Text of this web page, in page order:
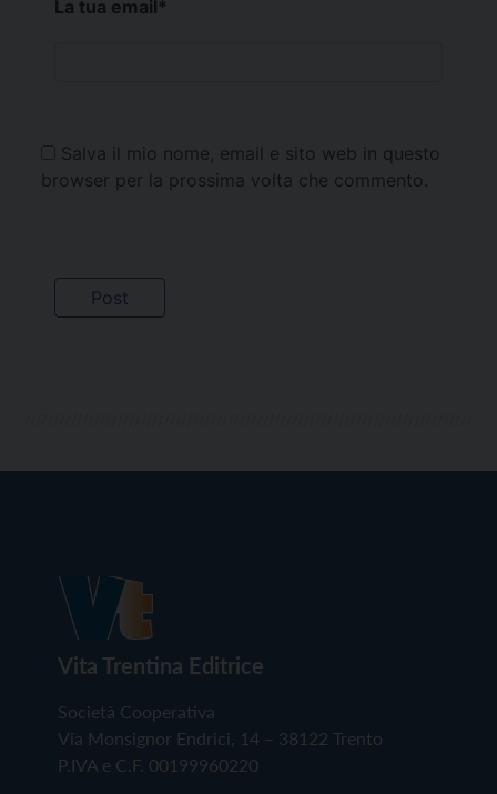
La tua email*
Salva il mio nome, email e sito web in questo
browser per la prossima volta che commento.
Vita Trentina Editrice
Società Cooperativa
Via Monsignor Endrici, 14 – 38122 Trento
P.IVA e C.F. 00199960220